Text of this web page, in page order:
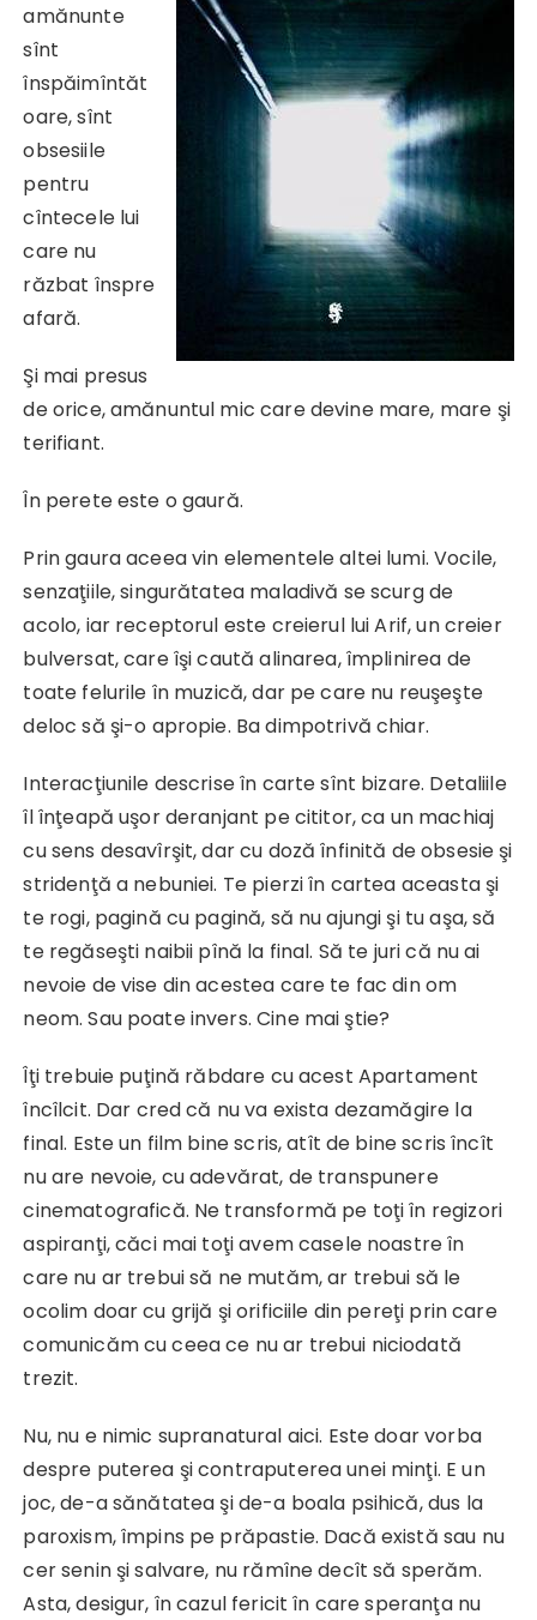
amănunte
sînt
înspăimîntăt
oare, sînt
obsesiile
pentru
cîntecele lui
care nu
răzbat înspre
afară.
Şi mai presus
de orice, amănuntul mic care devine mare, mare şi
terifiant.
În perete este o gaură.
Prin gaura aceea vin elementele altei lumi. Vocile,
senzaţiile, singurătatea maladivă se scurg de
acolo, iar receptorul este creierul lui Arif, un creier
bulversat, care îşi caută alinarea, împlinirea de
toate felurile în muzică, dar pe care nu reuşeşte
deloc să şi-o apropie. Ba dimpotrivă chiar.
Interacţiunile descrise în carte sînt bizare. Detaliile
îl înţeapă uşor deranjant pe cititor, ca un machiaj
cu sens desavîrşit, dar cu doză înfinită de obsesie şi
stridenţă a nebuniei. Te pierzi în cartea aceasta şi
te rogi, pagină cu pagină, să nu ajungi şi tu aşa, să
te regăseşti naibii pînă la final. Să te juri că nu ai
nevoie de vise din acestea care te fac din om
neom. Sau poate invers. Cine mai ştie?
Îţi trebuie puţină răbdare cu acest Apartament
încîlcit. Dar cred că nu va exista dezamăgire la
final. Este un film bine scris, atît de bine scris încît
nu are nevoie, cu adevărat, de transpunere
cinematografică. Ne transformă pe toţi în regizori
aspiranţi, căci mai toţi avem casele noastre în
care nu ar trebui să ne mutăm, ar trebui să le
ocolim doar cu grijă şi orificiile din pereţi prin care
comunicăm cu ceea ce nu ar trebui niciodată
trezit.
Nu, nu e nimic supranatural aici. Este doar vorba
despre puterea şi contraputerea unei minţi. E un
joc, de-a sănătatea şi de-a boala psihică, dus la
paroxism, împins pe prăpastie. Dacă există sau nu
cer senin şi salvare, nu rămîne decît să sperăm.
Asta, desigur, în cazul fericit în care speranţa nu